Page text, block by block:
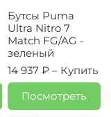
Бутсы Puma
Ultra Nitro 7
Match FG/AG -
зеленый
14 937 ₽ – Купить
Посмотреть